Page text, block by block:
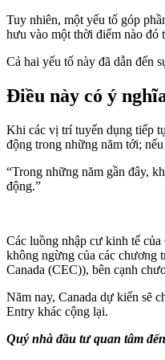
Tuy nhiên, một yếu tố góp
hưu vào một thời điểm nào đó
Cả hai yếu tố này đã dẫn đến
Điều này có ý
Khi các vị trí tuyển dụng tiếp
động trong những năm tới;
“Trong những năm gần đây,
động.”
Các luồng nhập cư kinh tế
không ngừng của các chương
Canada (CEC)), bên cạnh
Năm nay, Canada dự kiến sẽ
Entry khác cộng lại.
Quý nhà đầu tư quan tâm